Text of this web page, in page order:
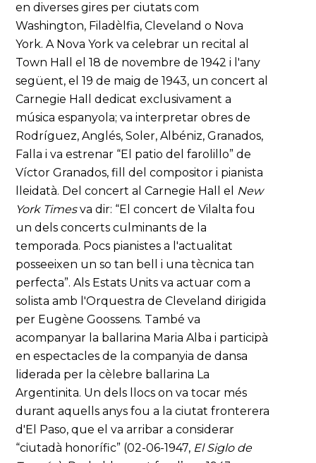
en diverses gires per ciutats com
Washington, Filadèlfia, Cleveland o Nova
York. A Nova York va celebrar un recital al
Town Hall el 18 de novembre de 1942 i l'any
següent, el 19 de maig de 1943, un concert al
Carnegie Hall dedicat exclusivament a
música espanyola; va interpretar obres de
Rodríguez, Anglés, Soler, Albéniz, Granados,
Falla i va estrenar “El patio del farolillo” de
Víctor Granados, fill del compositor i pianista
lleidatà. Del concert al Carnegie Hall el New
York Timesva dir: “El concert de Vilalta fou
un dels concerts culminants de la
temporada. Pocs pianistes a l'actualitat
posseeixen un so tan bell i una tècnica tan
perfecta”. Als Estats Units va actuar com a
solista amb l'Orquestra de Cleveland dirigida
per Eugène Goossens. També va
acompanyar la ballarina Maria Alba i participà
en espectacles de la companyia de dansa
liderada per la cèlebre ballarina La
Argentinita. Un dels llocs on va tocar més
durant aquells anys fou a la ciutat fronterera
d'El Paso, que el va arribar a considerar
“ciutadà honorífic” (02-06-1947, El Siglo de